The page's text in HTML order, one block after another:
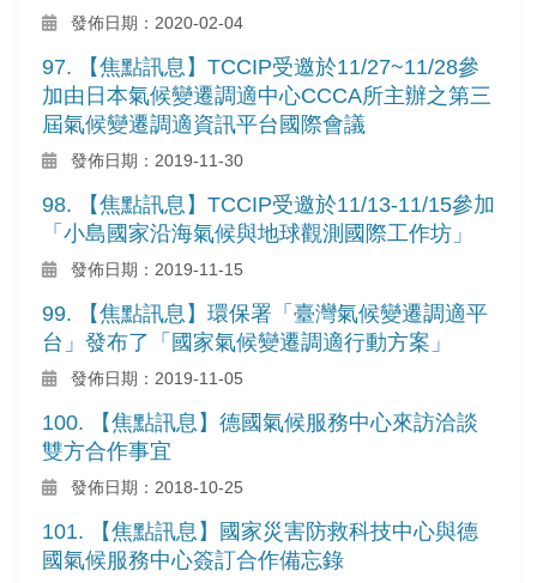
發佈日期：2020-02-04
97. 【焦點訊息】TCCIP受邀於11/27~11/28參
加由日本氣候變遷調適中心CCCA所主辦之第三
屆氣候變遷調適資訊平台國際會議
發佈日期：2019-11-30
98. 【焦點訊息】TCCIP受邀於11/13-11/15參加
「小島國家沿海氣候與地球觀測國際工作坊」
發佈日期：2019-11-15
99. 【焦點訊息】環保署「臺灣氣候變遷調適平
台」發布了「國家氣候變遷調適行動方案」
發佈日期：2019-11-05
100. 【焦點訊息】德國氣候服務中心來訪洽談
雙方合作事宜
發佈日期：2018-10-25
101. 【焦點訊息】國家災害防救科技中心與德
國氣候服務中心簽訂合作備忘錄